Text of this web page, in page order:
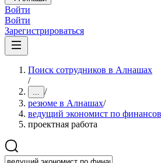
Войти
Войти
Зарегистрироваться
Поиск сотрудников в Алнашах
/
... /
резюме в Алнашах/
ведущий экономист по
проектная работа